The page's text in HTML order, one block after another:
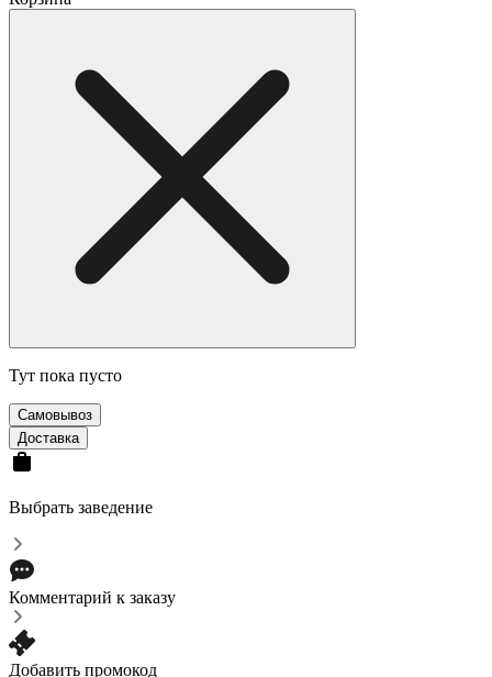
Тут пока пусто
Cамовывоз
Доставка
Выбрать заведение
Комментарий к заказу
Добавить промокод